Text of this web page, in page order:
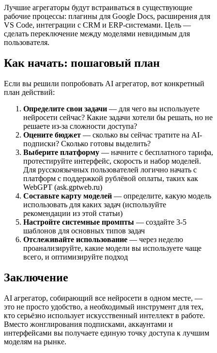
Лучшие агрегаторы будут встраиваться в существующие
рабочие процессы: плагины для Google Docs, расширения для
VS Code, интеграции с CRM и ERP-системами. Цель —
сделать переключение между моделями невидимым для
пользователя.
Как начать: пошаговый план
Если вы решили попробовать AI агрегатор, вот конкретный
план действий:
Определите свои задачи — для чего вы используете
нейросети сейчас? Какие задачи хотели бы решать, но не
решаете из-за сложности доступа?
Оцените бюджет — сколько вы сейчас тратите на AI-
подписки? Сколько готовы выделить?
Выберите платформу — начните с бесплатного тарифа,
протестируйте интерфейс, скорость и набор моделей.
Для русскоязычных пользователей логично начать с
платформ с поддержкой рублёвой оплаты, таких как
WebGPT (ask.gptweb.ru)
Составьте карту моделей — определите, какую модель
использовать для каких задач (используйте
рекомендации из этой статьи)
Настройте системные промпты — создайте 3-5
шаблонов для основных типов задач
Отслеживайте использование — через неделю
проанализируйте, какие модели вы используете чаще
всего, и оптимизируйте подход
Заключение
AI агрегатор, собирающий все нейросети в одном месте, —
это не просто удобство, а необходимый инструмент для тех,
кто серьёзно использует искусственный интеллект в работе.
Вместо жонглирования подписками, аккаунтами и
интерфейсами вы получаете единую точку доступа к лучшим
моделям на рынке.